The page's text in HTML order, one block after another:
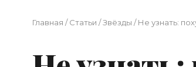
Главная /Статьи /Звёзды /Не узнать: